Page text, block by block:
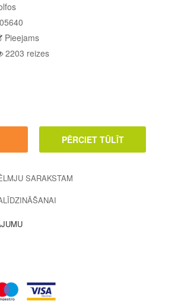
Pieejams
2203 reizes
SARAKSTAM